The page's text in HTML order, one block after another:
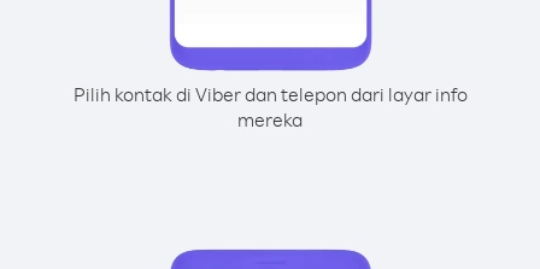
Pilih kontak di Viber dan telepon dari layar info
mereka